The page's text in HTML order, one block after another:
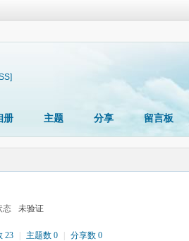
册 主题 分享 留言板
态 未验证
23 主题数 0 分享数 0